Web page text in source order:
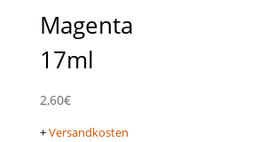
Magenta
17ml
2,60€
+Versandkosten